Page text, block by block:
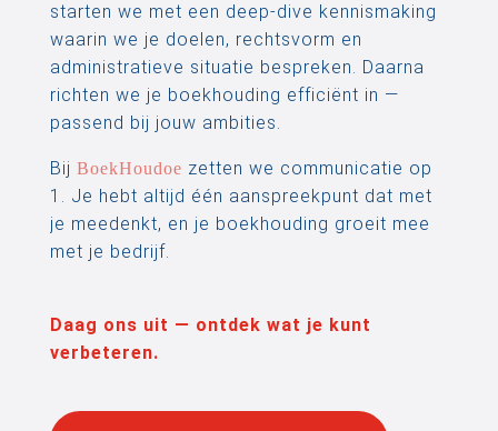
starten we met een deep-dive kennismaking
waarin we je doelen, rechtsvorm en
administratieve situatie bespreken. Daarna
richten we je boekhouding efficiënt in —
passend bij jouw ambities.
Bij BoekHoudoe zetten we communicatie op
1. Je hebt altijd één aanspreekpunt dat met
je meedenkt, en je boekhouding groeit mee
met je bedrijf.
Daag ons uit — ontdek wat je kunt
verbeteren.